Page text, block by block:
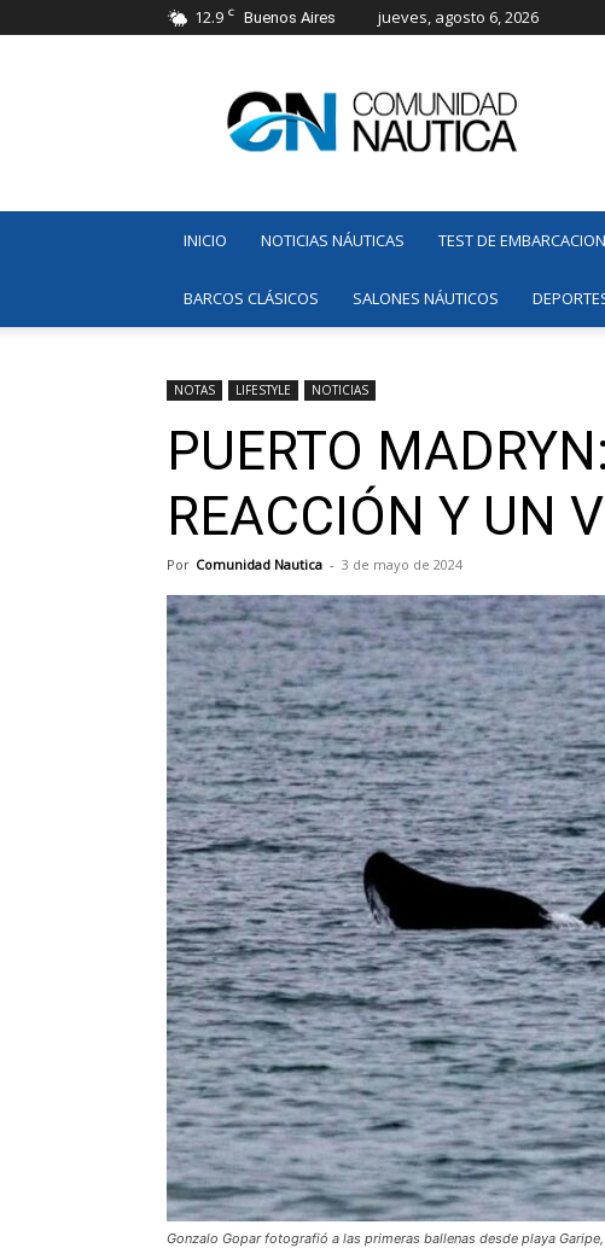
12.9 C Buenos Aires jueves, agosto 6, 2026
Náutica
INICIO NOTICIAS NÁUTICAS TEST DE
BARCOS CLÁSICOS SALONES NÁUTICOS
NOTAS LIFESTYLE NOTICIAS
PUERTO
REACCIÓN Y UN
Por Comunidad Nautica - 3 de mayo de 2024
Gonzalo Gopar fotografió a las primeras ballenas desde playa